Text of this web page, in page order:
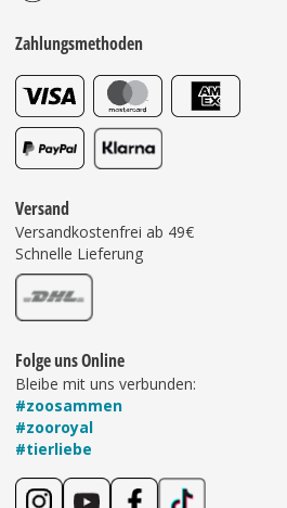
Zahlungsmethoden
Versand
Versandkostenfrei ab 49€
Schnelle Lieferung
Folge uns Online
Bleibe mit uns verbunden:
#zoosammen
#zooroyal
#tierliebe